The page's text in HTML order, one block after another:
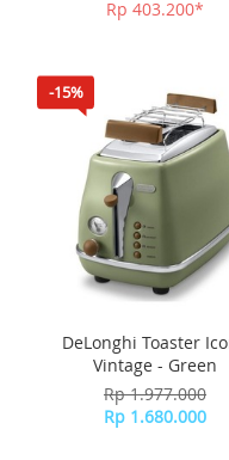
Rp 403.200*
-15%
DeLonghi Toaster
Vintage - Green
Rp 1.977.000
Rp 1.680.000